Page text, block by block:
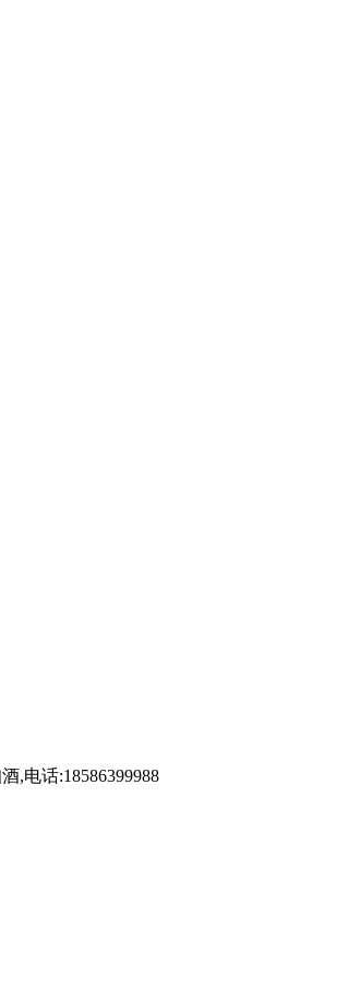
,电话:18586399988